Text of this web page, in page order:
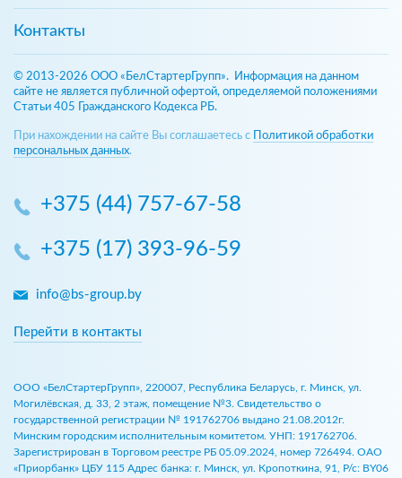
Контакты
© 2013-2026 ООО «БелСтартерГрупп». Информация на данном
сайте не является публичной офертой, определяемой положениями
Статьи 405 Гражданского Кодекса РБ.
При нахождении на сайте Вы соглашаетесь с
Политикой обработки
персональных данных.
+375 (44) 757-67-58
+375 (17) 393-96-59
info@bs-group.by
Перейти в контакты
ООО «БелСтартерГрупп», 220007, Республика Беларусь, г. Минск, ул.
Могилёвская, д. 33, 2 этаж, помещение №3. Свидетельство о
государственной регистрации № 191762706 выдано 21.08.2012г.
Минским городским исполнительным комитетом. УНП: 191762706.
Зарегистрирован в Торговом реестре РБ 05.09.2024, номер 726494. ОАО
«Приорбанк» ЦБУ 115 Адрес банка: г. Минск, ул. Кропоткина, 91, Р/с: BY06